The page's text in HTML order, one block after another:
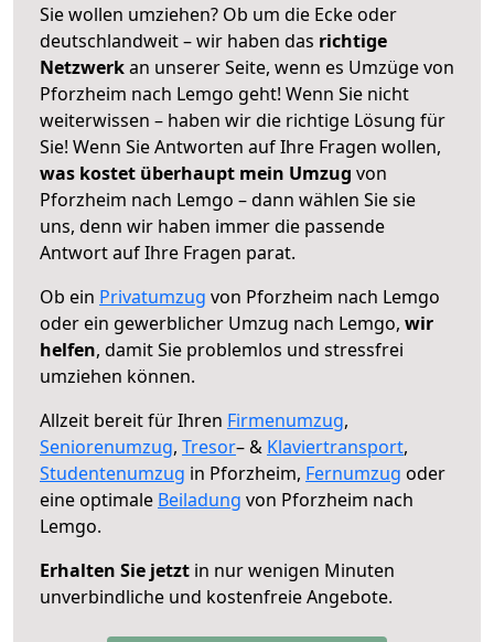
Sie wollen umziehen? Ob um die Ecke oder
deutschlandweit – wir haben das richtige
Netzwerkan unserer Seite, wenn es Umzüge von
Pforzheim nach Lemgo geht! Wenn Sie nicht
weiterwissen – haben wir die richtige Lösung für
Sie! Wenn Sie Antworten auf Ihre Fragen wollen,
was kostet überhaupt mein Umzug von
Pforzheim nach Lemgo – dann wählen Sie sie
uns, denn wir haben immer die passende
Antwort auf Ihre Fragen parat.
Ob ein Privatumzug von Pforzheim nach Lemgo
oder ein gewerblicher Umzug nach Lemgo, wir
helfen, damit Sie problemlos und stressfrei
umziehen können.
Allzeit bereit für Ihren Firmenumzug,
Seniorenumzug, Tresor– & Klaviertransport,
Studentenumzug in Pforzheim, Fernumzug oder
eine optimale Beiladung von Pforzheim nach
Lemgo.
Erhalten Sie jetzt in nur wenigen Minuten
unverbindliche und kostenfreie Angebote.